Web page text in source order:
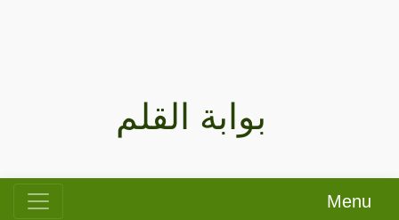
بوابة القلم
Menu